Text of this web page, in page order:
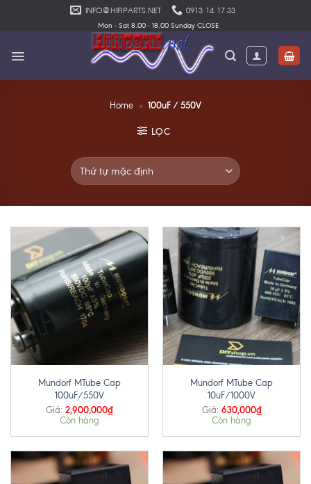
INFO@HIFIPARTS.NET 0913 14.17.33
Mon - Sat 8.00 - 18.00 Sunday CLOSE
Home » 100uF / 550V
LỌC
Mundorf MTube Cap
100uF/550V
Giá: 2,900,000₫
Còn hàng
Mundorf MTube Cap
10uF/1000V
Giá: 630,000₫
Còn hàng